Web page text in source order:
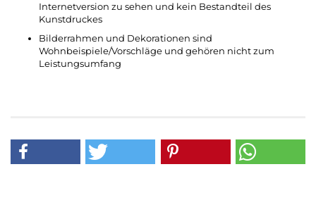
Internetversion zu sehen und kein Bestandteil des
Kunstdruckes
Bilderrahmen und Dekorationen sind
Wohnbeispiele/Vorschläge und gehören nicht zum
Leistungsumfang